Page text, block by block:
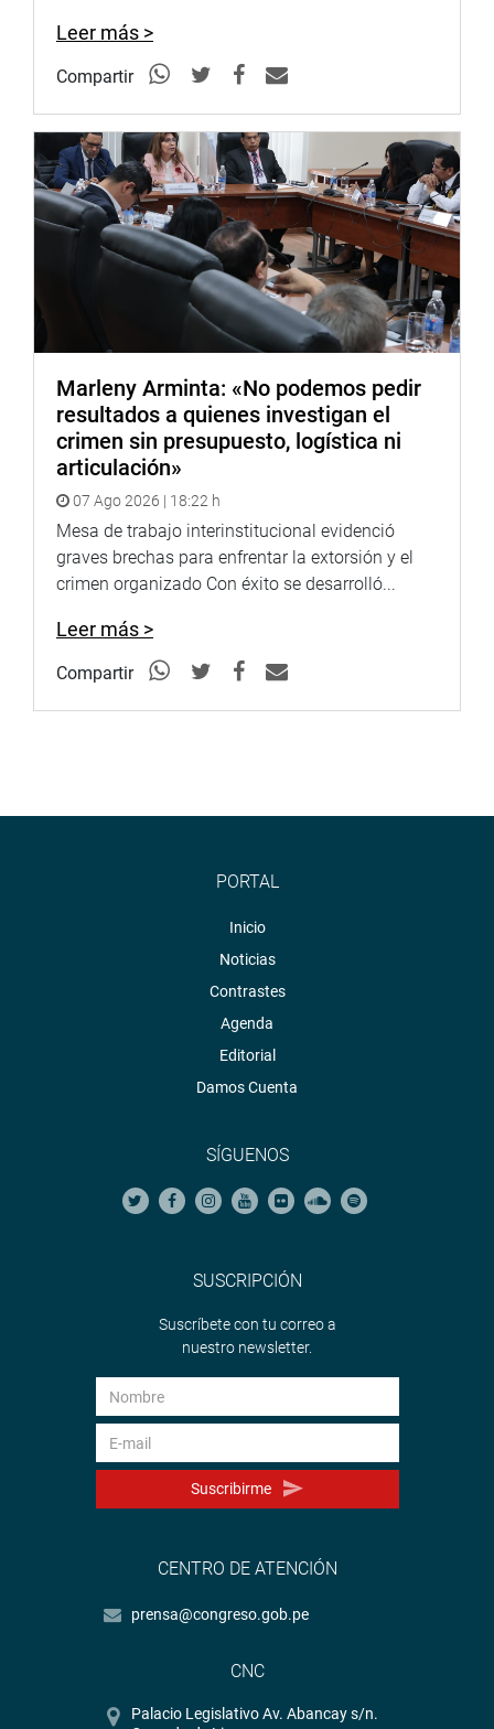
Lima, 17 de noviembre de 2021
PRIMERA VICEPRESIDENCIA
Leer más >
Compartir
Marleny Arminta: «No podemos pedir
resultados a quienes investigan el
crimen sin presupuesto, logística ni
articulación»
07 Ago 2026 | 18:22 h
Mesa de trabajo interinstitucional evidenció
graves brechas para enfrentar la extorsión y el
crimen organizado Con éxito se desarrolló...
Leer más >
Compartir
PORTAL
Inicio
Noticias
Contrastes
Agenda
Editorial
Damos Cuenta
SÍGUENOS
SUSCRIPCIÓN
Suscríbete con tu correo a
nuestro newsletter.
Suscribirme
CENTRO DE ATENCIÓN
prensa@congreso.gob.pe
CNC
Palacio Legislativo Av. Abancay s/n.